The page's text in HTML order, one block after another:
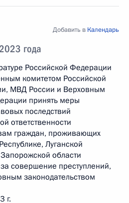
года
Добавить в Календарь
Российской Федерации
комитетом Российской
МВД России и Верховным
принять меры
последствий
ответственности
граждан, проживающих
Луганской
области
совершение преступлений,
законодательством
г.